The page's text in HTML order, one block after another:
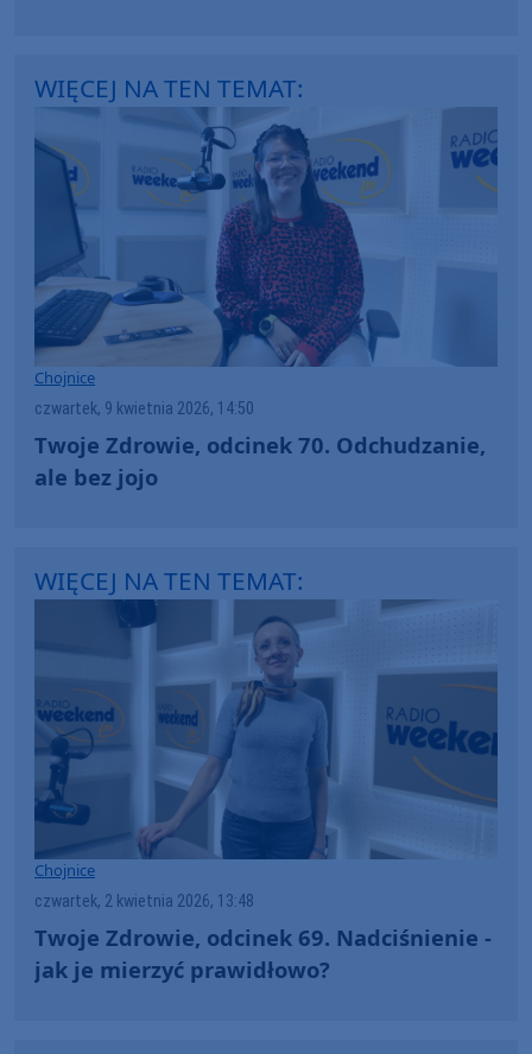
WIĘCEJ NA TEN TEMAT:
Chojnice
czwartek, 9 kwietnia 2026, 14:50
Twoje Zdrowie, odcinek 70. Odchudzanie,
ale bez jojo
WIĘCEJ NA TEN TEMAT:
Chojnice
czwartek, 2 kwietnia 2026, 13:48
Twoje Zdrowie, odcinek 69. Nadciśnienie -
jak je mierzyć prawidłowo?